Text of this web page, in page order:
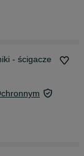
- ścigacze